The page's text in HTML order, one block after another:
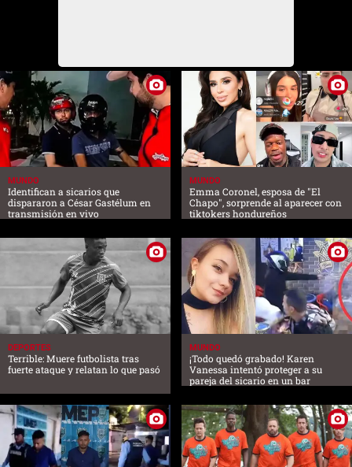
MUNDO
Identifican a sicarios que
dispararon a César Gastélum en
transmisión en vivo
MUNDO
Emma Coronel, esposa de "El
Chapo", sorprende al aparecer con
tiktokers hondureños
DEPORTES
Terrible: Muere futbolista tras
fuerte ataque y relatan lo que pasó
MUNDO
¡Todo quedó grabado! Karen
Vanessa intentó proteger a su
pareja del sicario en un bar